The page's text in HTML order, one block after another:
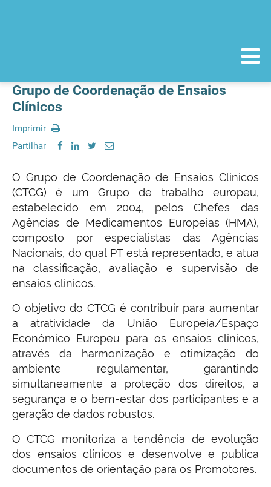
Grupo de Coordenação de Ensaios
Clínicos
Imprimir
Partilhar
O Grupo de Coordenação de Ensaios Clínicos
(CTCG) é um Grupo de trabalho europeu,
estabelecido em 2004, pelos Chefes das
Agências de Medicamentos Europeias (HMA),
composto por especialistas das Agências
Nacionais, do qual PT está representado, e atua
na classificação, avaliação e supervisão de
ensaios clínicos.
O objetivo do CTCG é contribuir para aumentar
a atratividade da União Europeia/Espaço
Económico Europeu para os ensaios clínicos,
através da harmonização e otimização do
ambiente regulamentar, garantindo
simultaneamente a proteção dos direitos, a
segurança e o bem-estar dos participantes e a
geração de dados robustos.
O CTCG monitoriza a tendência de evolução
dos ensaios clínicos e desenvolve e publica
documentos de orientação para os Promotores.